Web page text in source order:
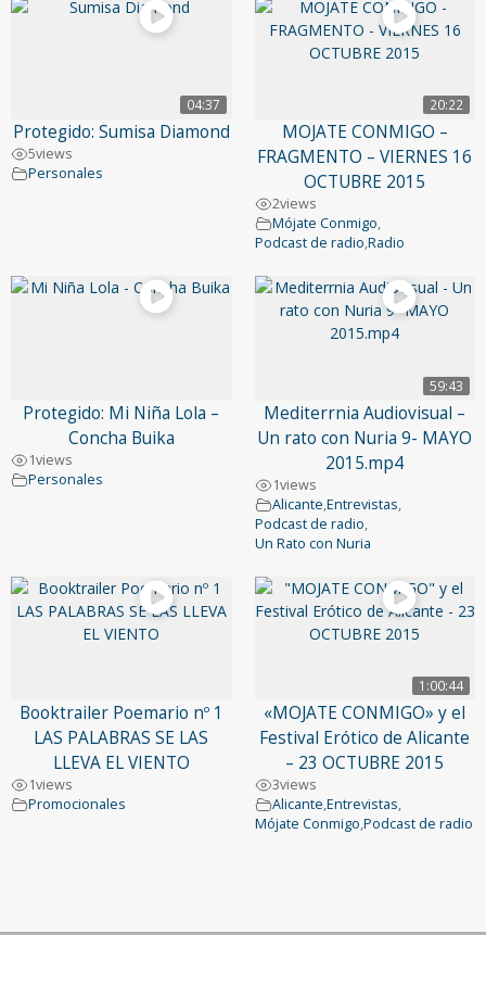
04:37
Protegido: Sumisa Diamond
5views
Personales
20:22
MOJATE CONMIGO –
FRAGMENTO – VIERNES 16
OCTUBRE 2015
2views
Mójate Conmigo,
Podcast de radio,Radio
Protegido: Mi Niña Lola –
Concha Buika
1views
Personales
59:43
Mediterrnia Audiovisual –
Un rato con Nuria 9- MAYO
2015.mp4
1views
Alicante,Entrevistas,
Podcast de radio,
Un Rato con Nuria
Booktrailer Poemario nº 1
LAS PALABRAS SE LAS
LLEVA EL VIENTO
1views
Promocionales
1:00:44
«MOJATE CONMIGO» y el
Festival Erótico de Alicante
– 23 OCTUBRE 2015
3views
Alicante,Entrevistas,
Mójate Conmigo,Podcast de radio